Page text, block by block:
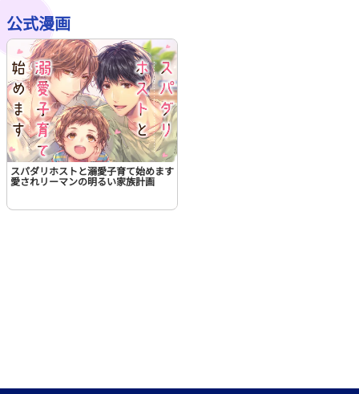
公式漫画
スパダリホストと溺愛子育て始めます
愛されリーマンの明るい家族計画